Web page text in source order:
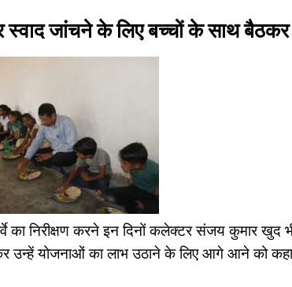
जांचने के लिए बच्चों के साथ बैठकर
का निरीक्षण करने इन दिनों कलेक्टर संजय कुमार खुद
उन्हें योजनाओं का लाभ उठाने के लिए आगे आने को